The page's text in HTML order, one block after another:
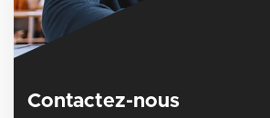
Contactez-nous